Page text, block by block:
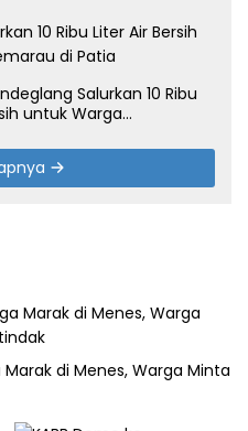
Salurkan 10 Ribu
untuk Warga
di Menes, Warga Minta